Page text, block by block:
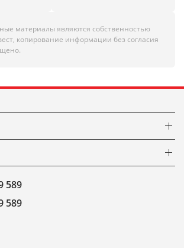
материалы являются собственностью
копирование информации без согласия
589
589